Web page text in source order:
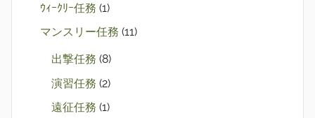
ｳｨｰｸﾘｰ任務 (1)
マンスリー任務 (11)
出撃任務 (8)
演習任務 (2)
遠征任務 (1)